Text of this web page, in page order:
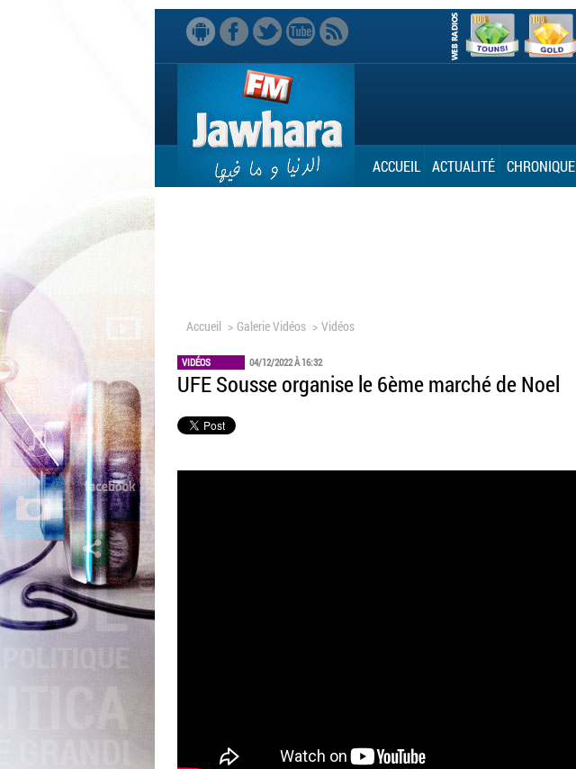
ACCUEIL ACTUALITÉ CHRONIQUE
Accueil > Galerie Vidéos > Vidéos
VIDÉOS 04/12/2022 À 16:32
UFE Sousse organise le 6ème marché de Noel